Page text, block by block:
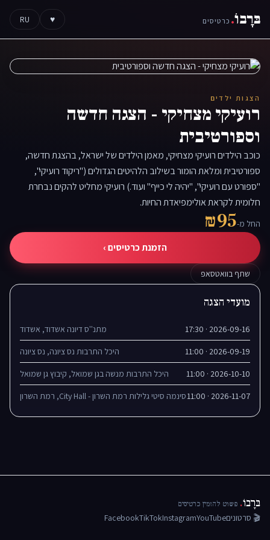
בּרָבוֹ. כרטיסים ♥
RU
הצגות ילדים
רועיקי מצחיקי - הצגה חדשה
וספורטיבית
כוכב הילדים רועיקי מצחיקי, מאמן הילדים של ישראל, בהצגת חדשה,
ספורטיבית ומלאת הומור בשילוב הלהיטים הגדולים ("ריקוד רועיקי",
"ספורט עם רועיקי", "יהיה לי כייף" ועוד.) רועיקי מחליט להקים נבחרת
חלומית לקראת אולימפיאדת החיות.
החל מ-₪95
הזמנת כרטיסים ›
שתף בוואטסאפ
מועדי הצגה
2026-09-16 · 17:30 מתנ''ס דיונה אשדוד, אשדוד
2026-09-19 · 11:00 היכל התרבות נס ציונה, נס ציונה
2026-10-10 · 11:00 היכל התרבות מנשה בגן שמואל, קיבוץ גן שמואל
2026-11-07 · 11:00 סינמה סיטי גלילות רמת השרון - City Hall, רמת השרון
בּרָבוֹ. פשוט להזמין כרטיסים
🎬 סרטוניםYouTube
Instagram
TikTok
Facebook